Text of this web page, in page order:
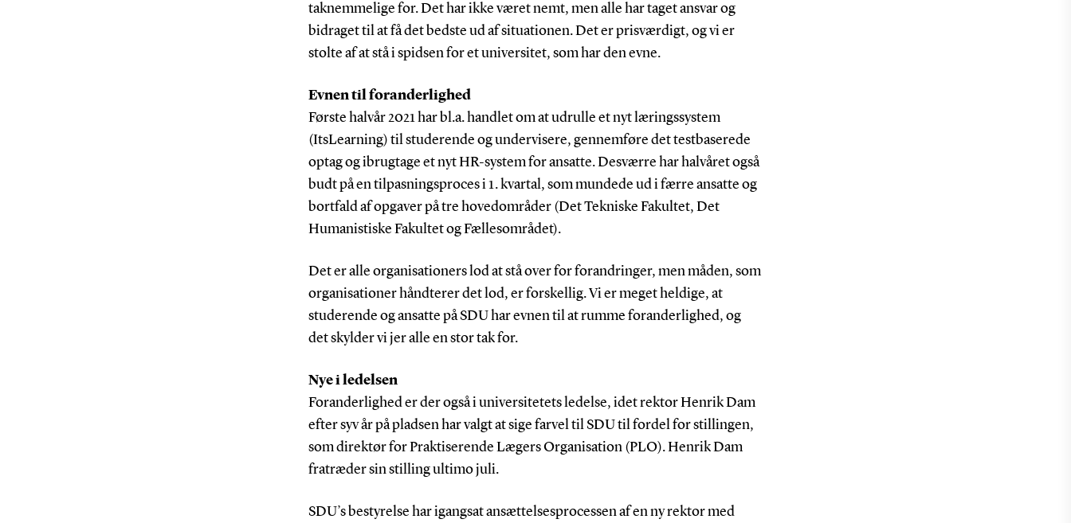
taknemmelige for. Det har ikke været nemt, men alle har taget ansvar og
bidraget til at få det bedste ud af situationen. Det er prisværdigt, og vi er
stolte af at stå i spidsen for et universitet, som har den evne.
Evnen til foranderlighed
Første halvår 2021 har bl.a. handlet om at udrulle et nyt læringssystem
(ItsLearning) til studerende og undervisere, gennemføre det testbaserede
optag og ibrugtage et nyt HR-system for ansatte. Desværre har halvåret også
budt på en tilpasningsproces i 1. kvartal, som mundede ud i færre ansatte og
bortfald af opgaver på tre hovedområder (Det Tekniske Fakultet, Det
Humanistiske Fakultet og Fællesområdet).
Det er alle organisationers lod at stå over for forandringer, men måden, som
organisationer håndterer det lod, er forskellig. Vi er meget heldige, at
studerende og ansatte på SDU har evnen til at rumme foranderlighed, og
det skylder vi jer alle en stor tak for.
Nye i ledelsen
Foranderlighed er der også i universitetets ledelse, idet rektor Henrik Dam
efter syv år på pladsen har valgt at sige farvel til SDU til fordel for stillingen,
som direktør for Praktiserende Lægers Organisation (PLO). Henrik Dam
fratræder sin stilling ultimo juli.
SDU’s bestyrelse har igangsat ansættelsesprocessen af en ny rektor med